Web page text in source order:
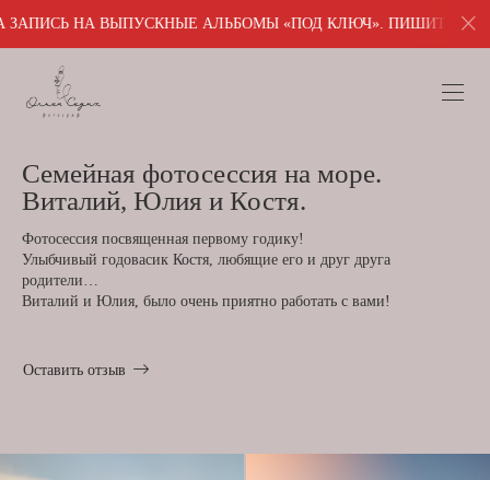
ВЫПУСКНЫЕ АЛЬБОМЫ «ПОД КЛЮЧ». ПИШИТЕ ДЛЯ ПОЛУЧЕНИЯ
Семейная фотосессия на море.
Виталий, Юлия и Костя.
Фотосессия посвященная первому годику!
Улыбчивый годовасик Костя, любящие его и друг друга
родители…
Виталий и Юлия, было очень приятно работать с вами!
Оставить отзыв